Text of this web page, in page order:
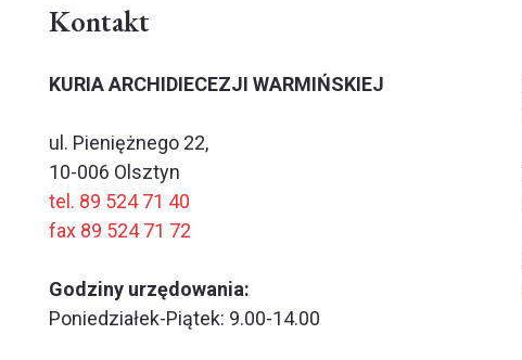
Kontakt
KURIA ARCHIDIECEZJI WARMIŃSKIEJ
ul. Pieniężnego 22,
10-006 Olsztyn
tel. 89 524 71 40
fax 89 524 71 72
Godziny urzędowania:
Poniedziałek-Piątek: 9.00-14.00